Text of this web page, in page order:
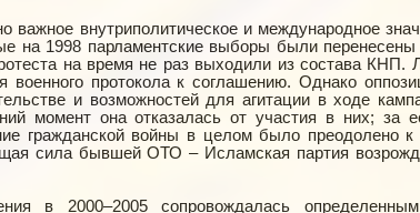
важное внутриполитическое и международное
на 1998 парламентские выборы были
на время не раз выходили из состава КНП.
протокола к соглашению. Однако
и возможностей для агитации в ходе
момент она отказалась от участия в них; за
гражданской войны в целом было преодолено
сила бывшей ОТО – Исламская партия
в 2000–2005 сопровождалась